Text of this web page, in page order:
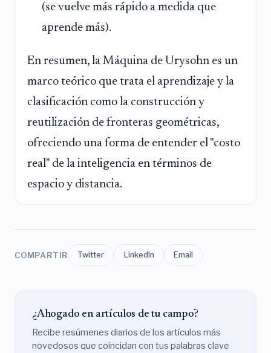
(se vuelve más rápido a medida que
aprende más).
En resumen, la Máquina de Urysohn es un
marco teórico que trata el aprendizaje y la
clasificación como la construcción y
reutilización de fronteras geométricas,
ofreciendo una forma de entender el "costo
real" de la inteligencia en términos de
espacio y distancia.
COMPARTIR Twitter LinkedIn Email
¿Ahogado en artículos de tu campo?
Recibe resúmenes diarios de los artículos más
novedosos que coincidan con tus palabras clave